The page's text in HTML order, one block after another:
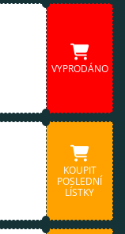
VYPRODÁNO
KOUPIT
POSLEDNÍ
LÍSTKY